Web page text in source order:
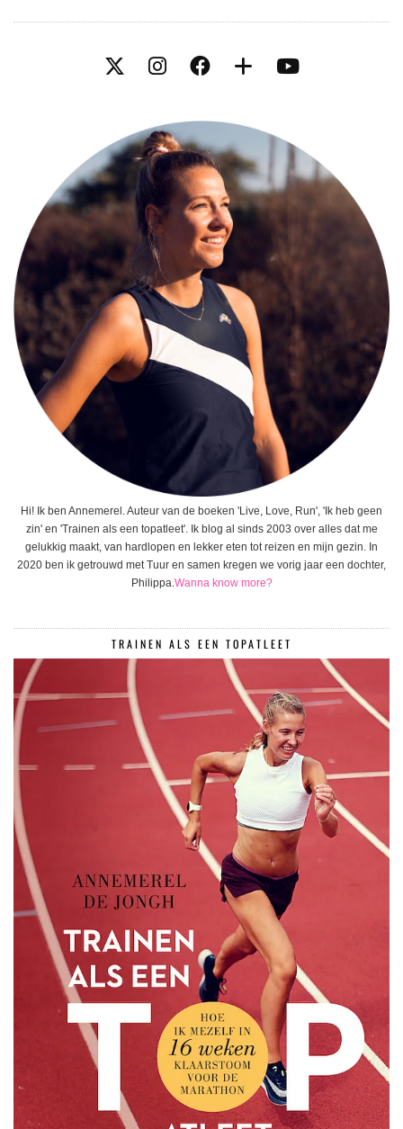
Hi! Ik ben Annemerel. Auteur van de boeken 'Live, Love, Run', 'Ik heb geen
zin' en 'Trainen als een topatleet'. Ik blog al sinds 2003 over alles dat me
gelukkig maakt, van hardlopen en lekker eten tot reizen en mijn gezin. In
2020 ben ik getrouwd met Tuur en samen kregen we vorig jaar een dochter,
Philippa.Wanna know more?
TRAINEN ALS EEN TOPATLEET